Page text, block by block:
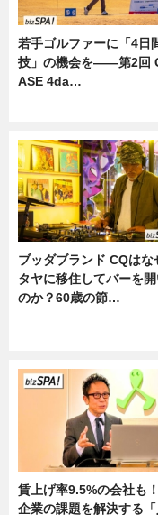
若手ゴルファーに「4日
技」の機会を——第2回
ASE 4da…
ブッダブランド CQはな
タヤに移住してバーを
のか？60歳の節…
賃上げ率9.5%の会社も
企業の課題を解決する